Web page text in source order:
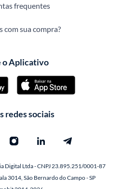
frequentes
com sua compra?
o Aplicativo
redes sociais
Digital Ltda - CNPJ 23.895.251/0001-87
3014, São Bernardo do Campo - SP